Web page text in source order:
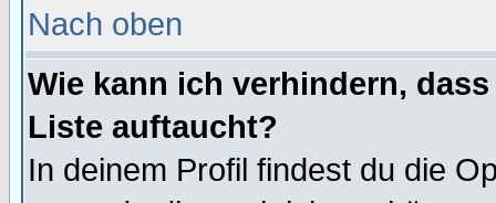
Nach oben
Wie kann ich verhindern,
Liste auftaucht?
In deinem Profil findest du die